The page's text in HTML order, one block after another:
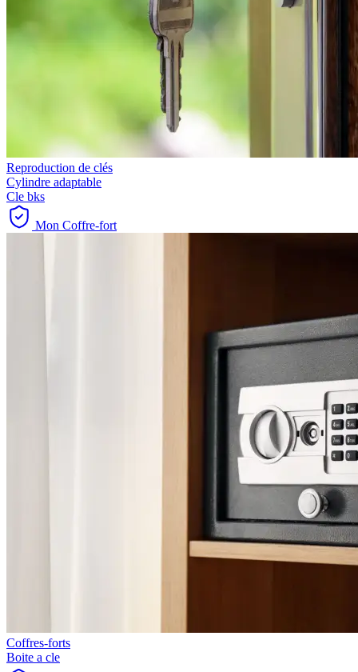
Reproduction de clés
Cylindre adaptable
Cle bks
Mon Coffre-fort
Coffres-forts
Boite a cle